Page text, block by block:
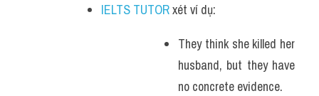
IELTS TUTOR xét ví dụ:
They think she killed her
husband, but they have
no concrete evidence.